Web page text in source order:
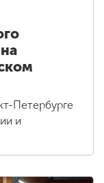
Петербурге
и